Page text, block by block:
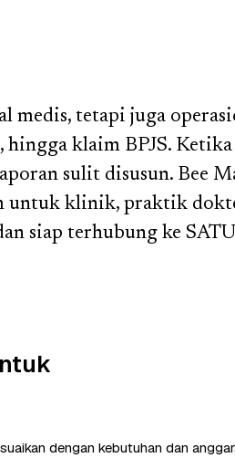
medis, tetapi juga
hingga klaim BPJS. Ketika
sulit disusun. Bee
untuk klinik, praktik
siap terhubung ke
dengan kebutuhan dan